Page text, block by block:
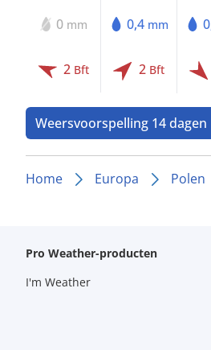
0 mm
2 Bft
0,4 mm
2 Bft
Weersvoorspelling 14 dagen
Home Europa Polen
Pro Weather-producten
I'm Weather